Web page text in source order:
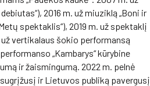
2016 m. už miuziklą „Boni ir
spektaklis“), 2019 m. už spektaklį
už vertikalaus šokio performansą
„Kambarys“ kūrybine
ir žaismingumą. 2022 m. pelnė
sugrįžusį ir Lietuvos publiką pavergusį